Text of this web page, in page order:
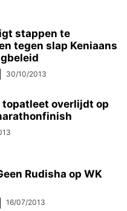
stappen te
tegen slap Keniaans
30/10/2013
topatleet overlijdt op
Rudisha op WK
16/07/2013